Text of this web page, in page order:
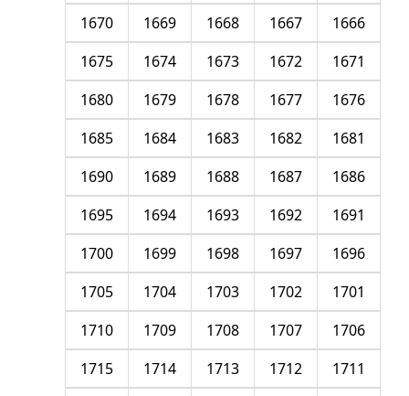
1666
1667
1668
1669
1670
1671
1672
1673
1674
1675
1676
1677
1678
1679
1680
1681
1682
1683
1684
1685
1686
1687
1688
1689
1690
1691
1692
1693
1694
1695
1696
1697
1698
1699
1700
1701
1702
1703
1704
1705
1706
1707
1708
1709
1710
1711
1712
1713
1714
1715